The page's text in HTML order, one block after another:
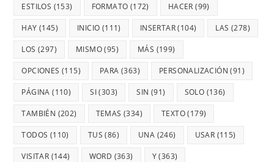
ESTILOS (153) FORMATO (172) HACER (99)
HAY (145) INICIO (111) INSERTAR(104) LAS (278)
LOS (297) MISMO(95) MÁS (199)
OPCIONES (115) PARA (363) PERSONALIZACIÓN (91)
PÁGINA (110) SI(303) SIN (91) SOLO (136)
TAMBIÉN (202) TEMAS (334) TEXTO(179)
TODOS (110) TUS (86) UNA (246) USAR (115)
VISITAR (144) WORD (363) Y(363)